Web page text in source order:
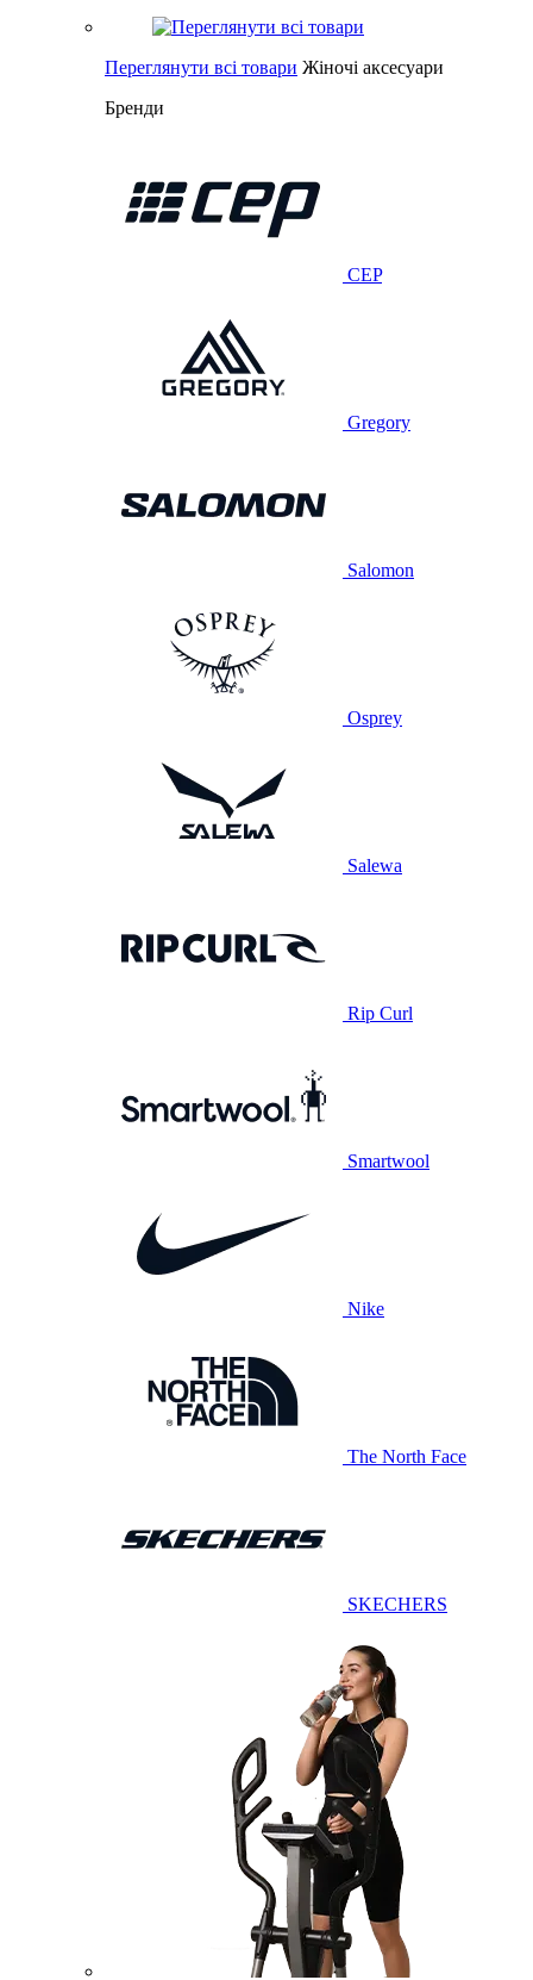
Переглянути всі товари Жіночі аксесуари
Бренди
CEP
Gregory
Salomon
Osprey
Salewa
Rip Curl
Smartwool
Nike
The North Face
SKECHERS